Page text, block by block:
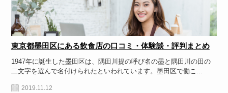
東京都墨田区にある飲食店の口コミ・体験談・評判まとめ
1947年に誕生した墨田区は、隅田川提の呼び名の墨と隅田川の田の
二文字を選んで名付けられたといわれています。墨田区で働こ...
2019.11.12